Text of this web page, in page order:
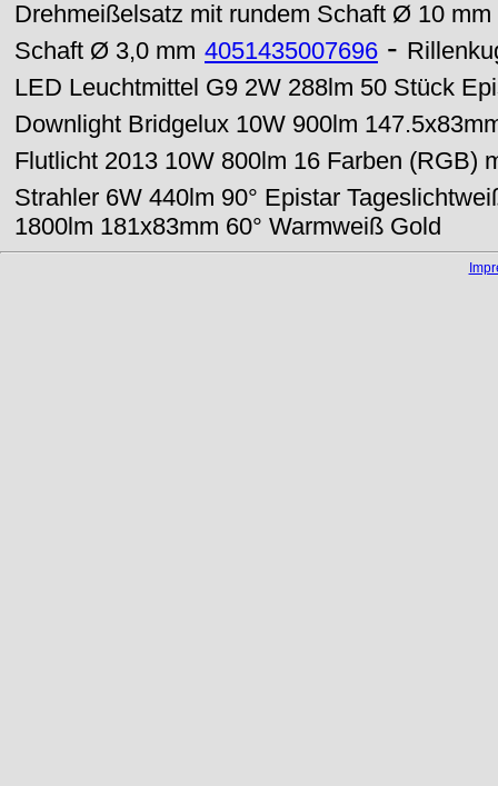
Drehmeißelsatz mit rundem Schaft Ø 10 mm
Schaft Ø 3,0 mm 4051435007696 -
LED Leuchtmittel G9 2W 288lm 50 Stück
Downlight Bridgelux 10W 900lm
Flutlicht 2013 10W 800lm 16 Farben (RGB)
Strahler 6W 440lm 90° Epistar
1800lm 181x83mm 60° Warmweiß Gold